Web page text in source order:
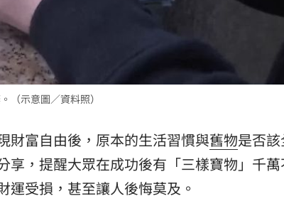
（示意圖／資料照）
財富自由後，原本的生活習慣與舊物是否
享，提醒大眾在成功後有「三樣寶物」千
運受損，甚至讓人後悔莫及。